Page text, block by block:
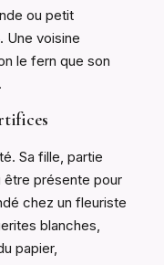
ou petit
Une voisine
le fern que son
Sa fille, partie
être présente pour
chez un fleuriste
blanches,
papier,